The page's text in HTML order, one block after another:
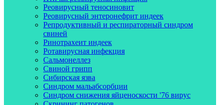
Реовирусный теносиновит
Реовирусный энтеронефрит индеек
Репродуктивный и респираторный синдром
свиней
Ринотрахеит индеек
Ротавирусная инфекция
Сальмонеллез
Свиной грипп
Сибирская язва
Синдром мальабсорбции
Синдром снижения яйценоскости '76 вирус